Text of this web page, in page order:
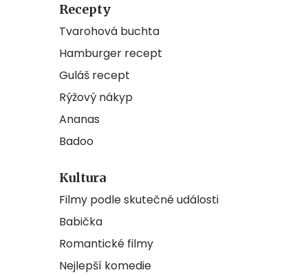
Recepty
Tvarohová buchta
Hamburger recept
Guláš recept
Rýžový nákyp
Ananas
Badoo
Kultura
Filmy podle skutečné události
Babička
Romantické filmy
Nejlepší komedie